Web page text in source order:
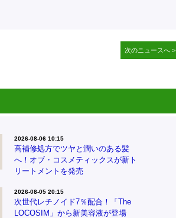
次のニュースへ >
2026-08-06 10:15
高補修処方でツヤと潤いのある髪
へ！オブ・コスメティックスが新ト
リートメントを発売
2026-08-05 20:15
次世代レチノイド7％配合！「The
LOCOSIM」から新美容液が登場